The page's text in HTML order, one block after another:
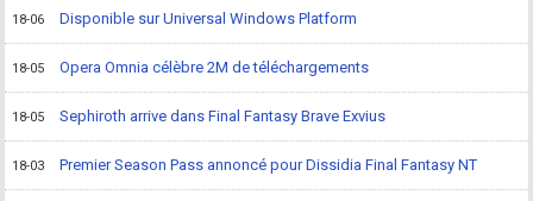
18-06 Disponible sur Universal Windows Platform
18-05 Opera Omnia célèbre 2M de téléchargements
18-05 Sephiroth arrive dans Final Fantasy Brave Exvius
18-03 Premier Season Pass annoncé pour Dissidia Final Fantasy NT